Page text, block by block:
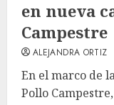
en nueva
Campestre
ALEJANDRA ORTIZ
En el marco de
Pollo